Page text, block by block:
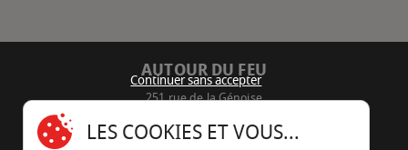
AUTOUR DU FEU
251 rue de la Génoise
Continuer sans accepter
LES COOKIES ET VOUS...